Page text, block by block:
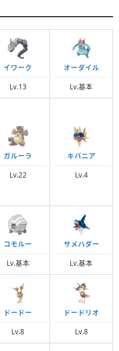
イワーク
Lv.13
オーダイル
Lv.基本
ガルーラ
Lv.22
キバニア
Lv.4
コモルー
Lv.基本
サメハダー
Lv.基本
ドードー
Lv.8
ドードリオ
Lv.8